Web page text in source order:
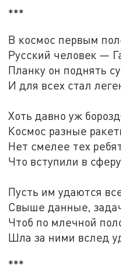
***
В космос первым
Русский человек —
Планку он поднять
И для всех стал
Хоть давно уж
Космос разные
Нет смелее тех
Что вступили в сферу
Пусть им удаются
Свыше данные,
Чтоб по млечной
Шла за ними вслед
***